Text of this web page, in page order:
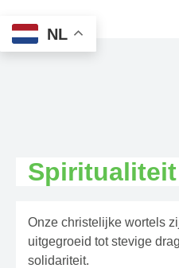
Spiritualiteit
Onze christelijke wortels
uitgegroeid tot stevige
solidariteit.
NL